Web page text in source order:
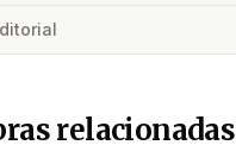
relacionadas